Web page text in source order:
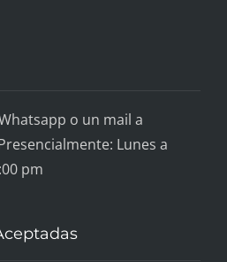
o un mail a
Lunes a
pm